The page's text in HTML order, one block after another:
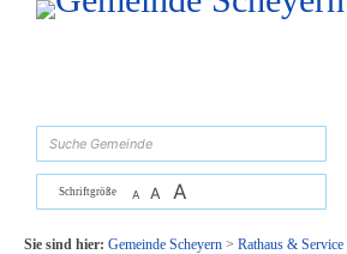
Zum Inhalt, zur Navigationoder zur Startseite
Schriftgröße A A A
Sie sind hier: Gemeinde Scheyern> Rathaus & Service